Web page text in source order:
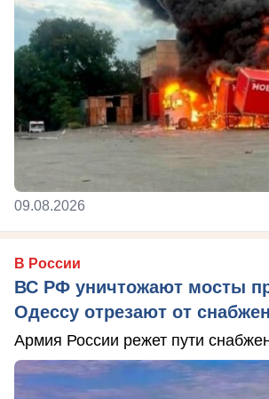
09.08.2026
В России
ВС РФ уничтожают мосты
Одессу отрезают от
Армия России режет пути